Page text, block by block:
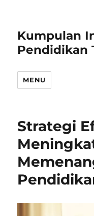
Kumpulan
Pendidikan
MENU
Strategi